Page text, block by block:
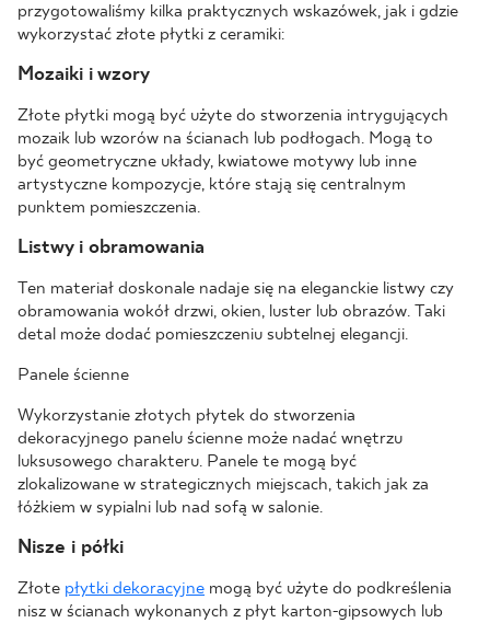
przygotowaliśmy kilka praktycznych wskazówek, jak i gdzie
wykorzystać złote płytki z ceramiki:
Mozaiki i wzory
Złote płytki mogą być użyte do stworzenia intrygujących
mozaik lub wzorów na ścianach lub podłogach. Mogą to
być geometryczne układy, kwiatowe motywy lub inne
artystyczne kompozycje, które stają się centralnym
punktem pomieszczenia.
Listwy i obramowania
Ten materiał doskonale nadaje się na eleganckie listwy czy
obramowania wokół drzwi, okien, luster lub obrazów. Taki
detal może dodać pomieszczeniu subtelnej elegancji.
Panele ścienne
Wykorzystanie złotych płytek do stworzenia
dekoracyjnego panelu ścienne może nadać wnętrzu
luksusowego charakteru. Panele te mogą być
zlokalizowane w strategicznych miejscach, takich jak za
łóżkiem w sypialni lub nad sofą w salonie.
Nisze i półki
Złote płytki dekoracyjne mogą być użyte do podkreślenia
nisz w ścianach wykonanych z płyt karton-gipsowych lub